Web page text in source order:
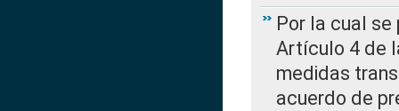
Por la cual
Artículo 4 de
medidas
acuerdo de